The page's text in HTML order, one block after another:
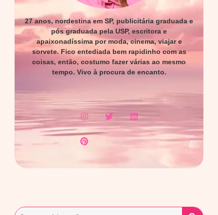
27 anos, nordestina em SP, publicitária graduada e
pós graduada pela USP, escritora e
apaixonadíssima por moda, cinema, viajar e
sorvete. Fico entediada bem rapidinho com as
coisas, então, costumo fazer várias ao mesmo
tempo. Vivo à procura de encanto.